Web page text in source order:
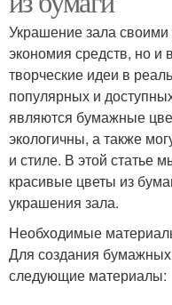
Украшение зала
экономия средств, но и
творческие идеи в
популярных и
являются бумажные
экологичны, а также
и стиле. В этой статье
красивые цветы из
украшения зала.
Необходимые
Для создания
следующие материалы: